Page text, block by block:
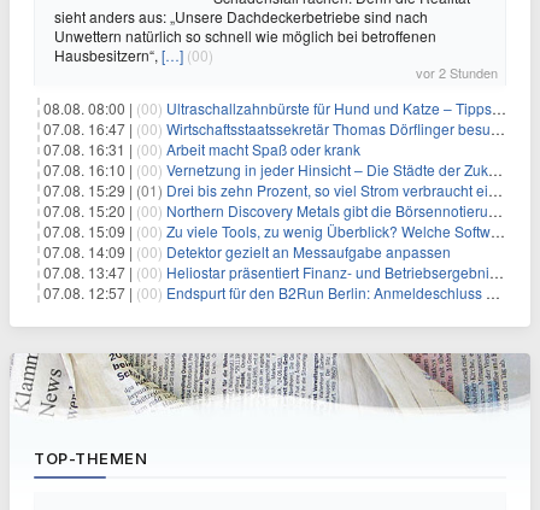
sieht anders aus: „Unsere Dachdeckerbetriebe sind nach
Unwettern natürlich so schnell wie möglich bei betroffenen
Hausbesitzern“, […] (00)
vor 2 Stunden
08.08. 08:00 | (00) Ultraschallzahnbürste für Hund und Katze – Tipps zur erfolgreichen Eingewöhnung
07.08. 16:47 | (00) Wirtschaftsstaatssekretär Thomas Dörflinger besucht Handwerksbetrieb im Kammerbezirk Freiburg
07.08. 16:31 | (00) Arbeit macht Spaß oder krank
07.08. 16:10 | (00) Vernetzung in jeder Hinsicht – Die Städte der Zukunft sind grün-blau
07.08. 15:29 | (01) Drei bis zehn Prozent, so viel Strom verbraucht ein Aufzug im Gebäude
07.08. 15:20 | (00) Northern Discovery Metals gibt die Börsennotierung an der Frankfurter Wertpapierbörse bekannt
07.08. 15:09 | (00) Zu viele Tools, zu wenig Überblick? Welche Software IT-Dienstleister wirklich brauchen
07.08. 14:09 | (00) Detektor gezielt an Messaufgabe anpassen
07.08. 13:47 | (00) Heliostar präsentiert Finanz- und Betriebsergebnis für das zweite Quartal 2026 mit Goldproduktion und Barreserven in Rekordhöhe
07.08. 12:57 | (00) Endspurt für den B2Run Berlin: Anmeldeschluss am 26. August
TOP-THEMEN